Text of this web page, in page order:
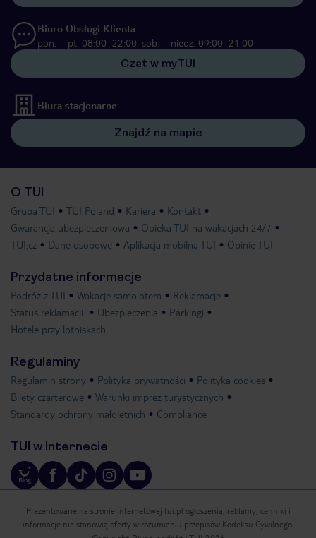
Biuro Obsługi Klienta
pon. – pt. 08:00–22:00, sob. – niedz. 09:00–21:00
Czat w myTUI
Biura stacjonarne
Znajdź na mapie
O TUI
Grupa TUI TUI Poland Kariera
Kontakt
Gwarancja ubezpieczeniowa
Opieka TUI na wakacjach 24/7
TUI.cz
Dane osobowe Aplikacja mobilna TUI Opinie TUI
Przydatne informacje
Podróż z TUI Wakacje samolotem
Reklamacje
Status reklamacji
Ubezpieczenia
Parkingi
Hotele przy lotniskach
Regulaminy
Regulamin strony Polityka prywatności
Polityka cookies
Bilety czarterowe
Warunki imprez turystycznych
Standardy ochrony małoletnich
Compliance
TUI w Internecie
Prezentowane na stronie internetowej tui.pl ogłoszenia, reklamy, cenniki i
informacje nie stanowią oferty w rozumieniu przepisów Kodeksu Cywilnego.